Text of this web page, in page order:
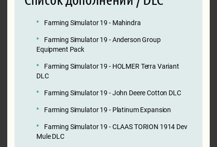
Farming Simulator 19 - Mahindra
Farming Simulator 19 - Anderson Group
Equipment Pack
Farming Simulator 19 - HOLMER Terra Variant
DLC
Farming Simulator 19 - John Deere Cotton DLC
Farming Simulator 19 - Platinum Expansion
Farming Simulator 19 - CLAAS TORION 1914 Dev
Mule DLC